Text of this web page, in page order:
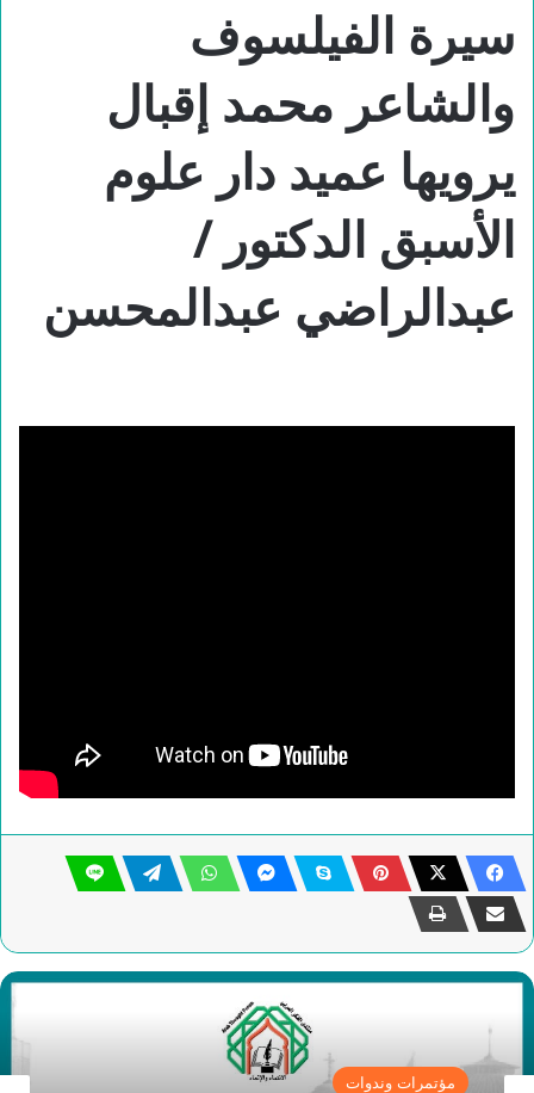
سيرة الفيلسوف
والشاعر محمد إقبال
يرويها عميد دار علوم
الأسبق الدكتور /
عبدالراضي عبدالمحسن
مؤتمرات وندوات